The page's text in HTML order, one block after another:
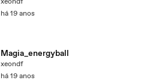
há 19 anos
Magia_energyball
xeondf
há 19 anos